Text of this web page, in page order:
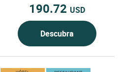
190.72 USD
Descubra